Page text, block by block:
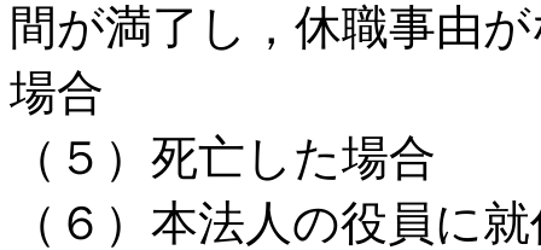
間が満了し，休職事由
場合
（５）死亡した場合
（６）本法人の役員に